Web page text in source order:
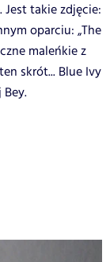
Jest takie zdjęcie:
oparciu: „The
maleńkie z
skrót... Blue Ivy